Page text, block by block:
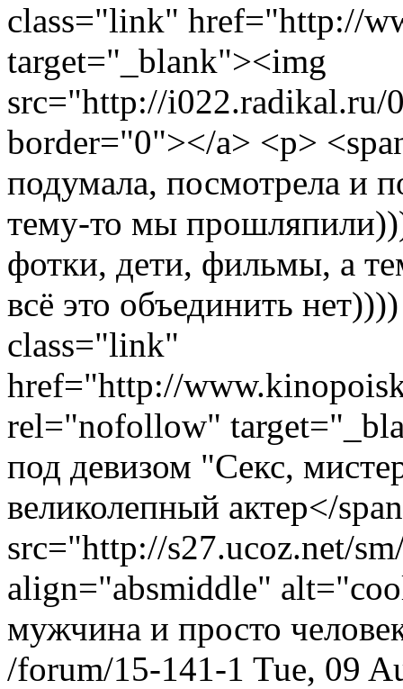
class="link" href="http://
target="_blank"><img
src="http://i022.radikal.ru/
border="0"></a> <p>
подумала, посмотрела и
тему-то мы
фотки, дети, фильмы, а
всё это объединить
class="link"
href="http://
rel="nofollow"
под девизом "Секс,
великолепный актер</
src="http://s27.ucoz.net/
align="absmiddle"
мужчина и просто
/forum/15-141-1 Tue, 09